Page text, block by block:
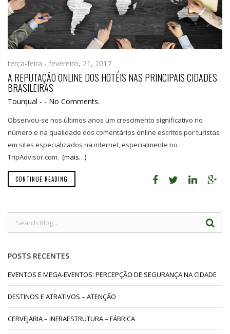
terça-feira - fevereiro, 21, 2017
A REPUTAÇÃO ONLINE DOS HOTÉIS NAS PRINCIPAIS CIDADES
BRASILEIRAS
Tourqual - - No Comments.
Observou-se nos últimos anos um crescimento significativo no
número e na qualidade dos comentários online escritos por turistas
em sites especializados na internet, especialmente no
TripAdvisor.com. (mais…)
CONTINUE READING
POSTS RECENTES
EVENTOS E MEGA-EVENTOS: PERCEPÇÃO DE SEGURANÇA NA CIDADE
DESTINOS E ATRATIVOS – ATENÇÃO
CERVEJARIA – INFRAESTRUTURA – FÁBRICA